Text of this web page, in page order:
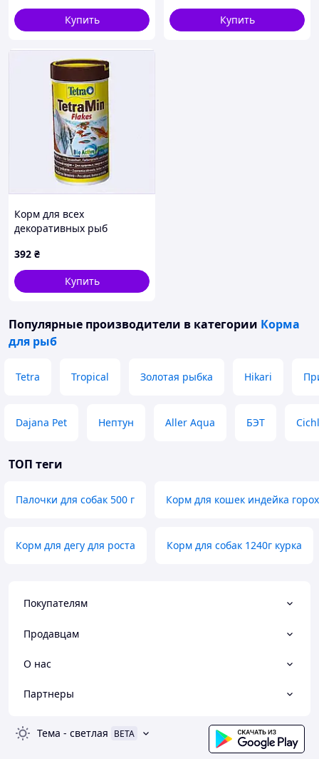
Купить
Купить
Корм для всех
декоративных рыб
K87P89458X
392 ₴
Купить
Популярные производители в категории Корма
для рыб
Tetra Tropical Золотая рыбка Hikari
Dajana Pet Нептун Aller Aqua БЭТ
ТОП теги
Палочки для собак 500 г Корм для кошек индейка горох
Корм для дегу для роста Корм для собак 1240г курка
Покупателям
Продавцам
О нас
Партнеры
Тема - светлая BETA